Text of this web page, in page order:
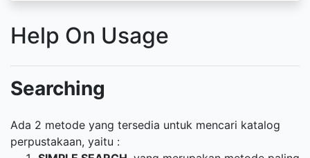
Help On Usage
Searching
Ada 2 metode yang tersedia untuk mencari katalog
perpustakaan, yaitu :